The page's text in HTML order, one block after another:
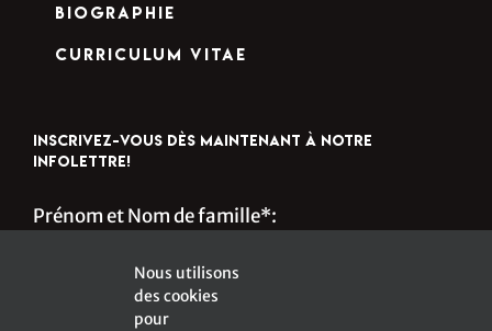
Biographie
Curriculum Vitae
INSCRIVEZ-VOUS DÈS MAINTENANT À NOTRE
INFOLETTRE!
Prénom et Nom de famille*:
Nous utilisons
des cookies
pour